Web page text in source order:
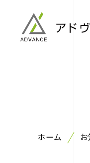
ホーム